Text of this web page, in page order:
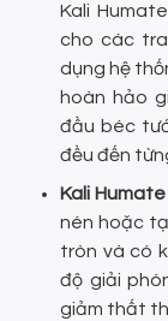
Kali
cho các
dụng hệ
hoàn hảo
đầu béc
đều đến
Kali
nén hoặc
tròn và có
độ giải
giảm thất